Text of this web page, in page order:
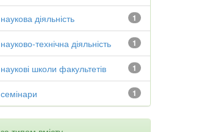
1
наукова діяльність
1
науково-технічна діяльність
1
наукові школи факультетів
1
семінари